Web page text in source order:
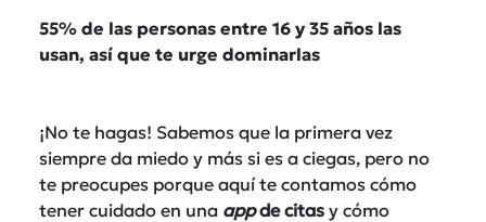
55% de las personas entre 16 y 35 años las
usan, así que te urge dominarlas
¡No te hagas! Sabemos que la primera vez
siempre da miedo y más si es a ciegas, pero no
te preocupes porque aquí te contamos cómo
tener cuidado en una appde citas y cómo